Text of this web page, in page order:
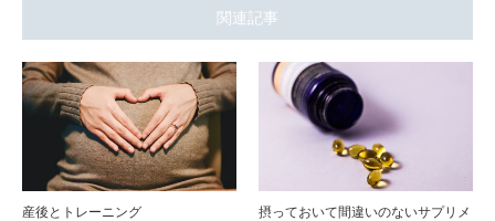
関連記事
産後とトレーニング
摂っておいて間違いのないサプリメ